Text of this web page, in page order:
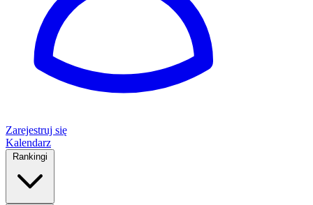
Zarejestruj się
Kalendarz
Rankingi